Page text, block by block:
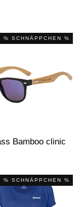
% SCHNÄPPCHEN %
Bamboo clinic
% SCHNÄPPCHEN %